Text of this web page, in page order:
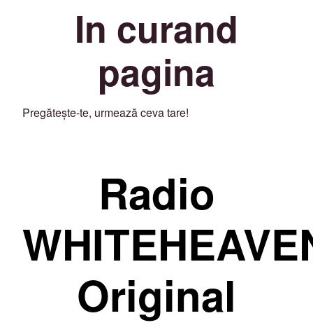
In curand
pagina
Pregătește-te, urmează ceva tare!
Radio
Original